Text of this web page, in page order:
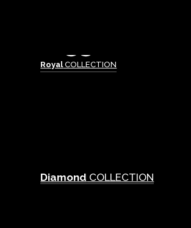
RoyalCOLLECTION
Diamond COLLECTION